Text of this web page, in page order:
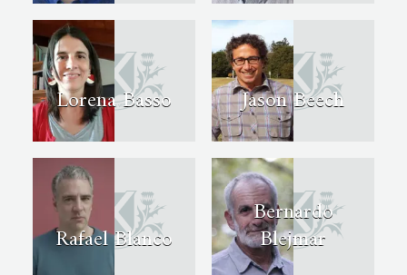
Lorena Basso Jason Beech
Rafael Blanco
Bernardo
Blejmar